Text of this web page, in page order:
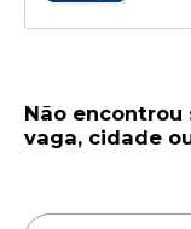
Não encontrou
vaga, cidade